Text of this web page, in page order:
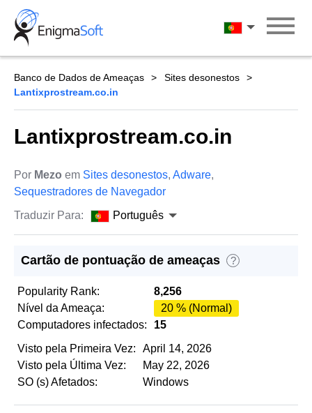
Skip
content
Português
Banco de Dados de Ameaças
Sites desonestos
Lantixprostream.co.in
Lantixprostream.co.in
Por Mezo em Sites desonestos, Adware,
Sequestradores de Navegador
Traduzir Para:
Português
Cartão de pontuação de ameaças ?
Popularity Rank:
8,256
Nível da Ameaça:
20 % (Normal)
Computadores infectados:
15
Visto pela Primeira Vez:
April 14, 2026
Visto pela Última Vez:
May 22, 2026
SO (s) Afetados:
Windows